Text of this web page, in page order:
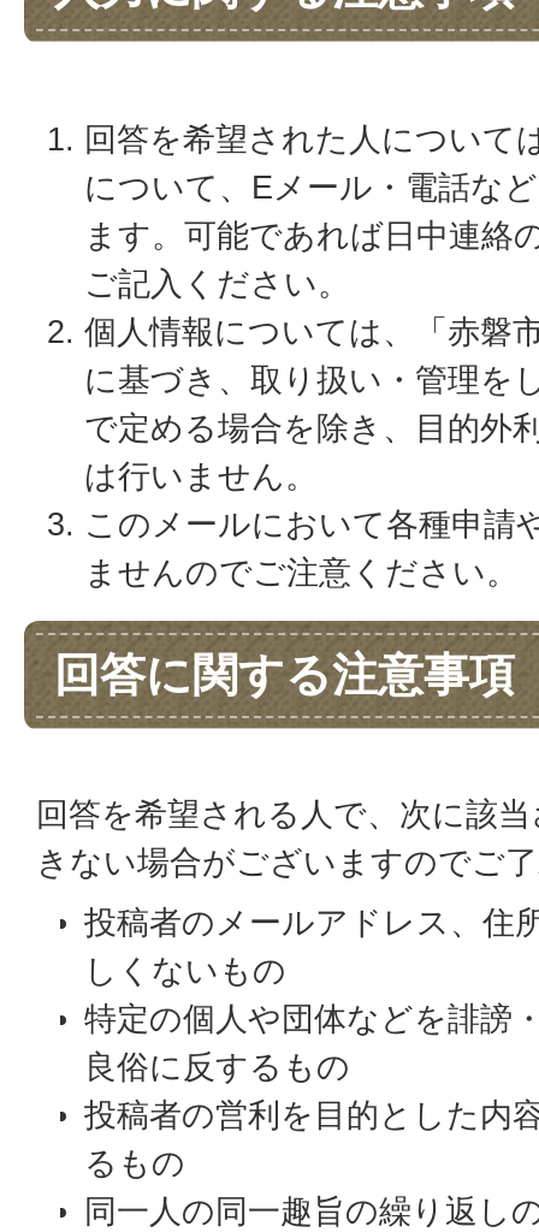
回答を希望された人について
について、Eメール・電話な
ます。可能であれば日中連絡
ご記入ください。
個人情報については、「赤磐
に基づき、取り扱い・管理を
で定める場合を除き、目的外
は行いません。
このメールにおいて各種申請
ませんのでご注意ください。
回答に関する注意事項
回答を希望される人で、次に該
きない場合がございますのでご
投稿者のメールアドレス、住
しくないもの
特定の個人や団体などを誹謗
良俗に反するもの
投稿者の営利を目的とした内
るもの
同一人の同一趣旨の繰り返し